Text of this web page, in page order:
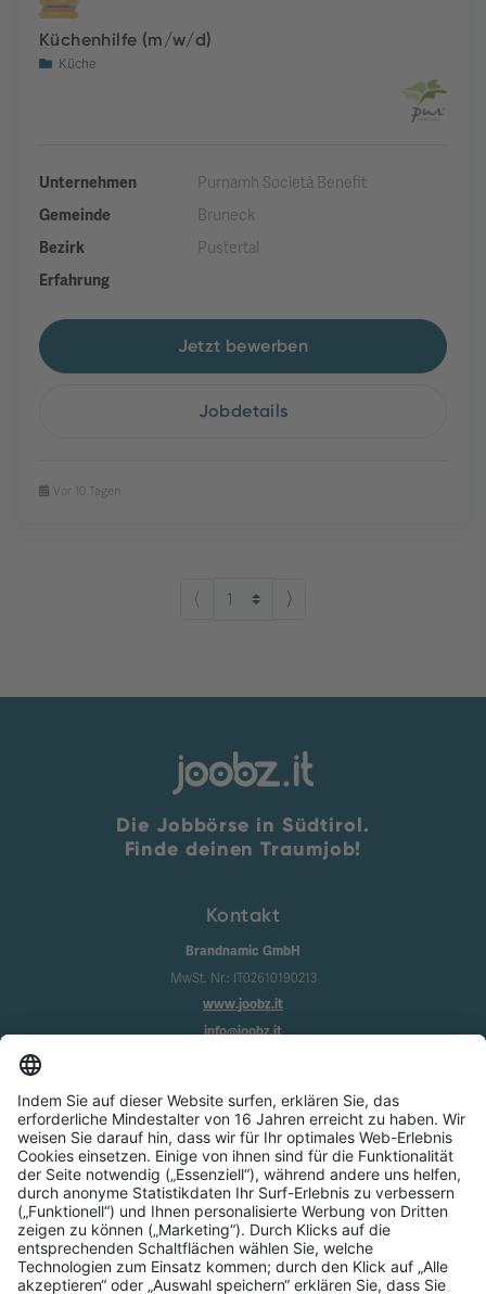
Küchenhilfe (m/w/d)
Küche
Unternehmen
Purnamh Società Benefit
Gemeinde
Bruneck
Bezirk
Pustertal
Erfahrung
Jetzt bewerben
Jobdetails
Vor 10 Tagen
⟨ ⟩
Die Jobbörse in Südtirol.
Finde deinen Traumjob!
Kontakt
Brandnamic GmbH
MwSt. Nr.: IT02610190213
www.joobz.it
info@joobz.it
Impressum
Datenschutz
AGB
Cookie-Einstellungen
Service
Über uns